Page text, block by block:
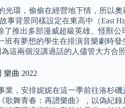
環，偷偷在經營地下情，所以
事背景同樣設定在東高中（East
了推出多部漫威超級英雄、怪獸
班有夢想的學生在排演音樂劇時
這兩個沒講過話的人儘管大方合
樂曲 2022
業，安排妮妮在這一季前往洛杉磯
舞青春：再譜樂曲》，以偽紀